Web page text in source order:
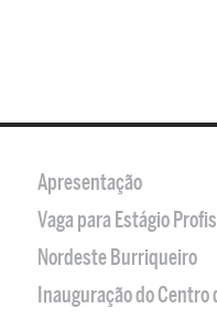
Apresentação
Vaga para Estágio
Nordeste Burriqueiro
Inauguração do